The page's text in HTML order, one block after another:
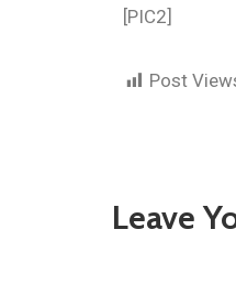
[PIC2]
Post
Leave